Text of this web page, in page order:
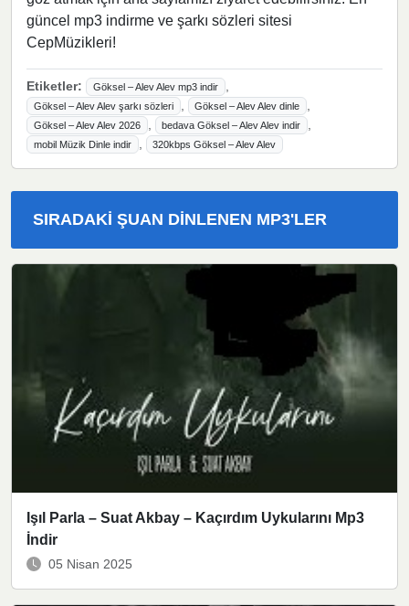
güncel mp3 indirme ve şarkı sözleri sitesi
CepMüzikleri!
Etiketler: Göksel – Alev Alev mp3 indir
Göksel – Alev Alev şarkı sözleri Göksel – Alev Alev dinle
Göksel – Alev Alev 2026 bedava Göksel – Alev Alev indir
mobil Müzik Dinle indir 320kbps Göksel – Alev Alev
SIRADAKI ŞUAN DINLENEN MP3'LER
Işıl Parla – Suat Akbay – Kaçırdım Uykularını Mp3
İndir
05 Nisan 2025